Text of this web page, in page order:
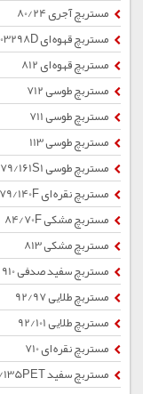
مستربچ آجری 80/24
مستربچ قهوه ای 03298D
مستربچ قهوه ای 812
مستربچ طوسی 712
مستربچ طوسی 711
مستربچ طوسی 113
مستربچ طوسی 79/161S1
مستربچ نقره ای 79/140F
مستربچ مشکی 84/70F
مستربچ مشکی 813
مستربچ سفید صدفی 910
مستربچ طلایی 92/97
مستربچ طلایی 92/101
مستربچ نقره ای 710
مستربچ سفید 80/135PET